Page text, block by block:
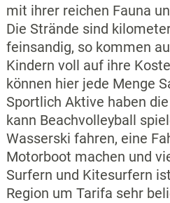
mit ihrer reichen Fauna
Die Strände sind
feinsandig, so kommen
Kindern voll auf ihre
können hier jede Menge
Sportlich Aktive haben
kann Beachvolleyball
Wasserski fahren, eine
Motorboot machen und
Surfern und Kitesurfern
Region um Tarifa sehr